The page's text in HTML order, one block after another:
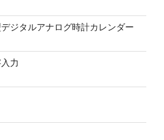
ジタルアナログ時計カレンダー
力